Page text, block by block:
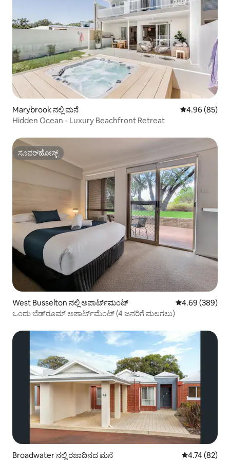
Marybrook ನಲ್ಲಿ ಮನೆ 5 ರಲ್ಲಿ 4.96
4.96 (85)
Hidden Ocean - Luxury Beachfront Retreat
ಸೂಪರ್‌ಹೋಸ್ಟ್
ಸೂಪರ್‌ಹೋಸ್ಟ್
West Busselton ನಲ್ಲಿ ಅಪಾರ್ಟ್‌ಮಂಟ್ 5 ರಲ್ಲಿ 4.69
4.69 (389)
ಒಂದು ಬೆಡ್‌ರೂಮ್ ಅಪಾರ್ಟ್‌ಮೆಂಟ್ (4 ಜನರಿಗೆ ಮಲಗಲು)
Broadwater ನಲ್ಲಿ ರಜಾದಿನದ ಮನೆ 5 ರಲ್ಲಿ 4.74
4.74 (82)